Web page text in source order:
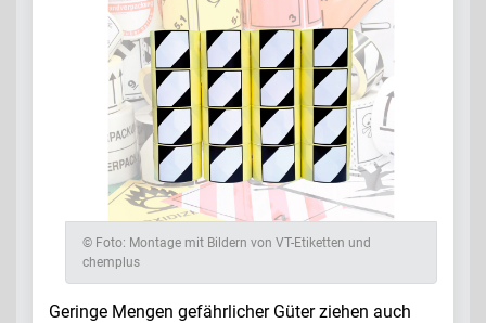
© Foto: Montage mit Bildern von VT-Etiketten und
chemplus
Geringe Mengen gefährlicher Güter ziehen auch